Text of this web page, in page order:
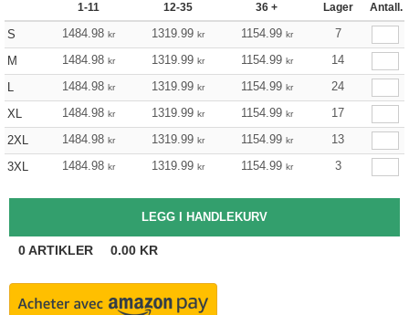
1-11 12-35 36 + Lager Antall.
S 1484.98 kr 1319.99 kr 1154.99 kr
7
M
1484.98 kr 1319.99 kr 1154.99 kr
14
L
1484.98 kr 1319.99 kr 1154.99 kr
24
XL
1484.98 kr 1319.99 kr 1154.99 kr
17
2XL
1484.98 kr 1319.99 kr 1154.99 kr
13
3XL
1484.98 kr 1319.99 kr 1154.99 kr 3
0ARTIKLER 0.00 KR